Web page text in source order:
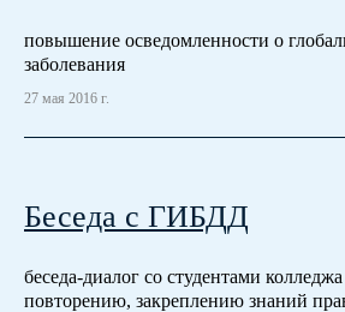
повышение осведомленности о
заболевания
27 мая 2016 г.
Беседа с ГИБДД
беседа-диалог со студентами
повторению, закреплению знаний